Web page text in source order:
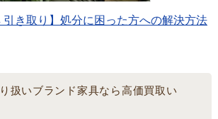
引き取り】処分に困った方への解決方法
扱いブランド家具なら高価買取い